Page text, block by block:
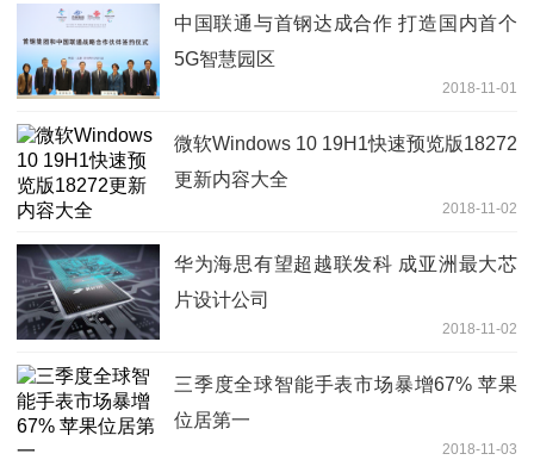
中国联通与首钢达成合作 打造国内首个
5G智慧园区
2018-11-01
微软Windows 10 19H1快速预览版18272
更新内容大全
2018-11-02
华为海思有望超越联发科 成亚洲最大芯
片设计公司
2018-11-02
三季度全球智能手表市场暴增67% 苹果
位居第一
2018-11-03